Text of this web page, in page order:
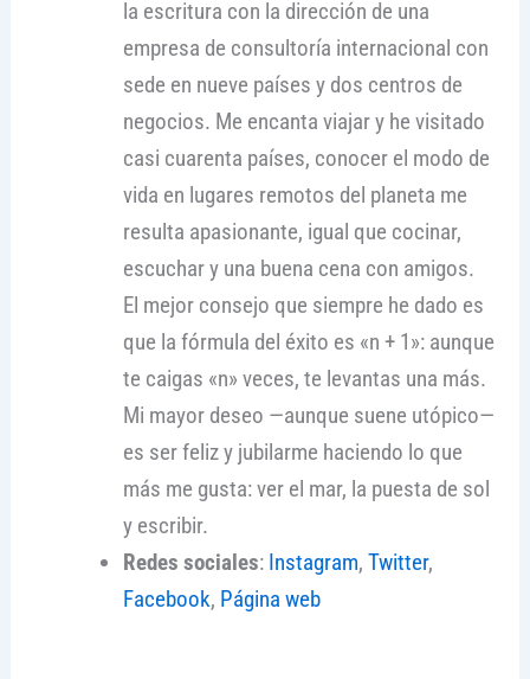
la escritura con la dirección de una
empresa de consultoría internacional con
sede en nueve países y dos centros de
negocios. Me encanta viajar y he visitado
casi cuarenta países, conocer el modo de
vida en lugares remotos del planeta me
resulta apasionante, igual que cocinar,
escuchar y una buena cena con amigos.
El mejor consejo que siempre he dado es
que la fórmula del éxito es «n + 1»: aunque
te caigas «n» veces, te levantas una más.
Mi mayor deseo —aunque suene utópico—
es ser feliz y jubilarme haciendo lo que
más me gusta: ver el mar, la puesta de sol
y escribir.
Redes sociales: Instagram, Twitter,
Facebook, Página web